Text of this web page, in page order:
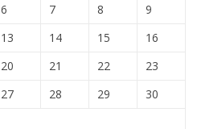
6 7 8
9
13 14 15
16
20 21 22
23
27 28 29
30